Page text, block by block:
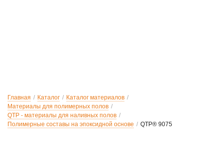
Главная / Каталог / Каталог материалов /
Материалы для полимерных полов /
QTP - материалы для наливных полов /
Полимерные составы на эпоксидной основе / QTP® 9075